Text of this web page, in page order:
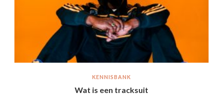
KENNISBANK
Wat is een tracksuit